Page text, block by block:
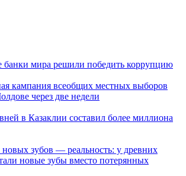
мира решили победить коррупцию
кампания всеобщих местных выборов
через две недели
в Казаклии составил более миллиона
новых зубов — реальность: у древних
новые зубы вместо потерянных